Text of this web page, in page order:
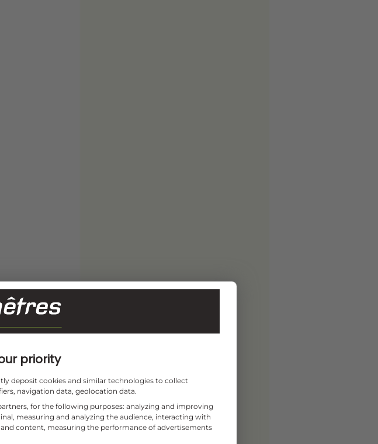
priority
deposit cookies and similar technologies to collect
navigation data, geolocation data.
for the following purposes: analyzing and improving
measuring and analyzing the audience, interacting with
content, measuring the performance of advertisements